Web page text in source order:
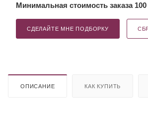
Минимальная стоимость заказа 100
СДЕЛАЙТЕ МНЕ ПОДБОРКУ
ОПИСАНИЕ КАК КУПИТЬ